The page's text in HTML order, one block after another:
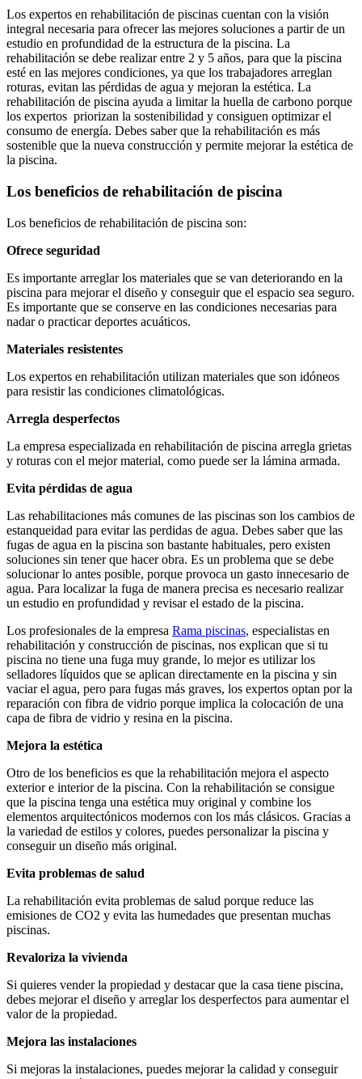
Los expertos en rehabilitación de piscinas cuentan con la visión
integral necesaria para ofrecer las mejores soluciones a partir de un
estudio en profundidad de la estructura de la piscina. La
rehabilitación se debe realizar entre 2 y 5 años, para que la piscina
esté en las mejores condiciones, ya que los trabajadores arreglan
roturas, evitan las pérdidas de agua y mejoran la estética. La
rehabilitación de piscina ayuda a limitar la huella de carbono porque
los expertos priorizan la sostenibilidad y consiguen optimizar el
consumo de energía. Debes saber que la rehabilitación es más
sostenible que la nueva construcción y permite mejorar la estética de
la piscina.
Los beneficios de rehabilitación de piscina
Los beneficios de rehabilitación de piscina son:
Ofrece seguridad
Es importante arreglar los materiales que se van deteriorando en la
piscina para mejorar el diseño y conseguir que el espacio sea seguro.
Es importante que se conserve en las condiciones necesarias para
nadar o practicar deportes acuáticos.
Materiales resistentes
Los expertos en rehabilitación utilizan materiales que son idóneos
para resistir las condiciones climatológicas.
Arregla desperfectos
La empresa especializada en rehabilitación de piscina arregla grietas
y roturas con el mejor material, como puede ser la lámina armada.
Evita pérdidas de agua
Las rehabilitaciones más comunes de las piscinas son los cambios de
estanqueidad para evitar las perdidas de agua. Debes saber que las
fugas de agua en la piscina son bastante habituales, pero existen
soluciones sin tener que hacer obra. Es un problema que se debe
solucionar lo antes posible, porque provoca un gasto innecesario de
agua. Para localizar la fuga de manera precisa es necesario realizar
un estudio en profundidad y revisar el estado de la piscina.
Los profesionales de la empresa Rama piscinas, especialistas en
rehabilitación y construcción de piscinas, nos explican que si tu
piscina no tiene una fuga muy grande, lo mejor es utilizar los
selladores líquidos que se aplican directamente en la piscina y sin
vaciar el agua, pero para fugas más graves, los expertos optan por la
reparación con fibra de vidrio porque implica la colocación de una
capa de fibra de vidrio y resina en la piscina.
Mejora la estética
Otro de los beneficios es que la rehabilitación mejora el aspecto
exterior e interior de la piscina. Con la rehabilitación se consigue
que la piscina tenga una estética muy original y combine los
elementos arquitectónicos modernos con los más clásicos. Gracias a
la variedad de estilos y colores, puedes personalizar la piscina y
conseguir un diseño más original.
Evita problemas de salud
La rehabilitación evita problemas de salud porque reduce las
emisiones de CO2 y evita las humedades que presentan muchas
piscinas.
Revaloriza la vivienda
Si quieres vender la propiedad y destacar que la casa tiene piscina,
debes mejorar el diseño y arreglar los desperfectos para aumentar el
valor de la propiedad.
Mejora las instalaciones
Si mejoras la instalaciones, puedes mejorar la calidad y conseguir